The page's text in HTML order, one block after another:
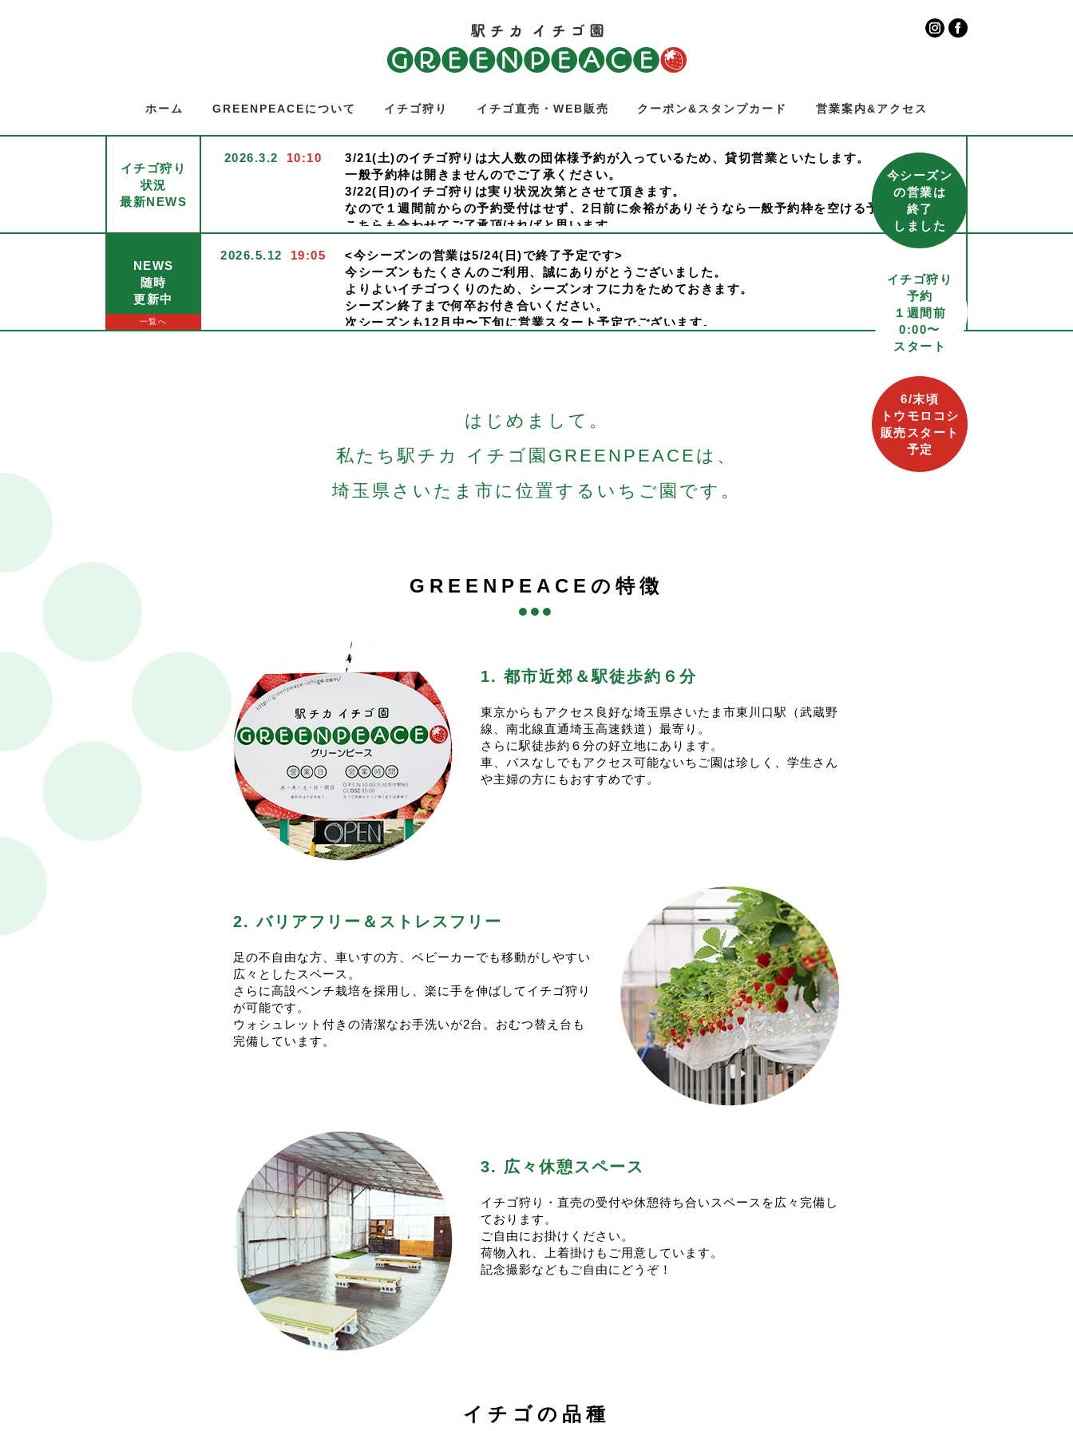
ホーム GREENPEACEについて イチゴ狩り イチゴ直売・WEB販売 クーポン&スタンプカード 営業案内&アクセス
今シーズン
の営業は
終了
しました
イチゴ狩り
予約
１週間前
0:00〜
スタート
6/末頃
トウモロコシ
販売スタート
予定
イチゴ狩り
状況
最新NEWS
2026.3.2 10:10
3/21(土)のイチゴ狩りは大人数の団体様予約が入っているため、貸切営業といたします。
一般予約枠は開きませんのでご了承ください。
3/22(日)のイチゴ狩りは実り状況次第とさせて頂きます。
なので１週間前からの予約受付はせず、2日前に余裕がありそうなら一般予約枠を空ける予定です。
こちらも合わせてご了承頂ければと思います。
ご来園お待ち申し上げております。
<イチゴ狩り通常営業について>
1/21(水)からイチゴ狩りも(水)(木)(土)(日)の週4通常営業といたします。
1/18(日)までは(木)(日)のみのイチゴ狩り営業となります。
皆様のご来園、心よりお待ち申し上げております。
<イチゴ狩り開始のご案内>
今シーズンのイチゴ狩りは1/15(木)から開始いたします。
予約開始は例年通り、1週間前の0:00スタートとなります。
催行2日前の枠追加も例年同様となります。
また、1/11(日)もイレギュラーでイチゴ狩りを行います。
今シーズンはじめのイチゴ狩り、ぜひご検討ください。
<2025-26シーズンのイチゴ狩りの予約に関して>
今シーズンのイチゴ狩りは１月初旬スタート予定ですが、例年に比べて少し先行きが見ずらいです。
場合によっては２月頃までスタートがずれ込む可能性もございます。
決定次第こちらにＵＰしますので、もう少々お待ちください。
ご予約は例年通り、催行日１週間前からの開始となる予定です。
皆様のご来園を心よりお待ちしております。
2024.12.26 19:35
<イチゴ狩りの予約に関して>
今シーズンのイチゴ狩りは1/4(土)スタート予定です。
今年も”一週間前のAM0:00から”の予約開始となります。
今シーズンも実り状況を見て受入人数を増やします。
実りが問題なければ、催行日の2日前のAM9:00頃から予約第二弾として受入人数を追加しますので、そ
ちらもお試しくださいませ。
当園のイチゴ狩りはお客様に十分な量の赤い実を保証しておりますが、時間帯や実り状況によっては品種
の偏りがある可能性ございます。
＜べにたま＞が新しい品種として加わりましたが、実りの少ない時期もあります。
極端に少ない品種がある場合は、２品種のご用意となる割引プランを用意する対応となります。ご了承く
ださい。
一先ずは３品種プランで始めさせて頂きますが、11:00スタートの回のみとなる予定です。
現状１月中旬前後はべにたまを除くプランのご用意となりそうです。
今シーズンもたくさんのご来園をお待ちしております。
2023.12.27 15:54
今シーズンのイチゴ狩りは1/4(木)スタート予定です。
今年から”一週間前のAM0:00から”の予約開始となります。
今シーズンはキャンセル待ちの受付はいたしませんのでご注意ください。
ませ。
予約枠が増えない場合もございます。
今シーズンもたくさんのご来園をお待ちしております。
2022.12.8 17:09
<イチゴ狩りの予約に関して>
今シーズンのイチゴ狩りは1/4(水)スタート予定です。
今年から”一週間前のAM9:00から”の予約開始となります。
前年は10日前からの予約開始でしたが、イチゴの実り状況を見極めるために変更いたします。
ご注意くださいませ。
引き続き感染症対策のため人数を絞ってのご案内をしておりますので、ご予約が混み合ってしまうことも
予想されます。
ご了承頂ければと思います。
キャンセル待ちの受け付けも行っておりますので、ご利用ください。
キャンセルが出てご予約が確定したお客様には予約確定の自動メールが送られますので、ご確認の上ご来
NEWS
随時
更新中
2026.5.12 19:05
<今シーズンの営業は5/24(日)で終了予定です>
今シーズンもたくさんのご利用、誠にありがとうございました。
よりよいイチゴつくりのため、シーズンオフに力をためておきます。
シーズン終了まで何卒お付き合いください。
次シーズンも12月中〜下旬に営業スタート予定でございます。
今シーズンは12/18(木)スタートいたしますが、その後、年内の営業日は（水）（土）のみ、週2といたし
12月18.20.24.27.31が年内の営業となります。
※収穫量に余裕がありましたら臨時オープンします。その場合はインスタやHPにてpostします。
また、イチゴ狩りは例年１月上旬にオープンしておりましたが、こちらも様子をみてpostいたします。
続報をお待ち頂ければと思います。
年末は12/31(水)まで営業
<2025-26シーズンのイチゴ販売は12/18(木)にOPENいたします>
イチゴはだんだんと赤らんできてくれている状況です。
あまりんは晩成品種のため、年末～年明けの販売開始となります。ご注意ください。
イチゴ狩りは１月上旬からのご案内予定ですが、追って更新いたします。
皆様のご来園を心よりお待ちしております。
2025.6.25 11:36
トウモロコシ&冷凍イチゴ販売
6/28(土)からスタートいたします！
今シーズンオフもトウモロコシの収獲が始まります。
営業日は毎週 (火) (木) (土) といたします。
営業時間は10:00〜売り切れ次第終了となります。
13:00頃には終了することが多いです。
例年通り冷凍イチゴとともに販売を開始いたします。
イレギュラー営業となる場合は都度postいたします。
夏の間も、宜しくお願い致します。
ゴールデンウイーク期間の営業は、通常通りの営業といたします。
イチゴの販売も通常通り行います。
2025.3.5 12:26
団体様貸切となります。ご了承ください。
予約サイトの枠は空きませんのでご注意ください。
また、イチゴの販売もお休みさせて頂きます。ご了承下さい。
今年は31日まで営業しますが、そのかわり少し変則営業となります。
イチゴ狩りも始める予定ですが、改めて投稿いたします。
2024.12.9 18:36
<2024-25シーズンのイチゴ販売は12/15(日)にOPENいたします>
今年もイチゴのシーズンがやってまいりました！
今シーズンから新たに栽培ハウスを増設しました。
より多くのお客様をご案内できるよう努めてまいります。
また、今シーズンからあまりんは販売限定の品種となります。
代わりにイチゴ狩りには県産最新品種のべにたまをご用意しておりますので、ぜひご賞味ください。
イチゴ狩りは１月上旬からのご案内となります。
2024.5.12 23:56
<今シーズンの営業は5/23(木)で終了いたします>
2023-24シーズンもたくさんのご利用、誠にありがとうございました。
毎年のことですがシーズンオフは約半年間営業をしないので、お客様方のお顔を拝見できないことを寂し
く思います。
今シーズンのイチゴ狩りは「３品種通常プラン」と「あまりんも食べれる!!プレミアムプラン」の２つの
一覧へ
はじめまして。
私たち駅チカ イチゴ園 GREENPEACEは、
埼玉県 さいたま市に 位置する いちご園です。
GREENPEACEの特徴
1. 都市近郊＆駅徒歩約６分
東京からもアクセス良好な埼玉県さいたま市東川口駅（武蔵野
線、南北線直通埼玉高速鉄道）最寄り。
さらに駅徒歩約６分の好立地にあります。
車、バスなしでもアクセス可能ないちご園は珍しく、学生さん
や主婦の方にもおすすめです。
2. バリアフリー＆ストレスフリー
足の不自由な方、車いすの方、ベビーカーでも移動がしやすい
広々としたスペース。
さらに高設ベンチ栽培を採用し、楽に手を伸ばしてイチゴ狩り
が可能です。
ウォシュレット付きの清潔なお手洗いが2台。おむつ替え台も
完備しています。
3. 広々休憩スペース
イチゴ狩り・直売の受付や休憩待ち合いスペースを広々完備し
ております。
ご自由にお掛けください。
荷物入れ、上着掛けもご用意しています。
記念撮影などもご自由にどうぞ！
イチゴの品種